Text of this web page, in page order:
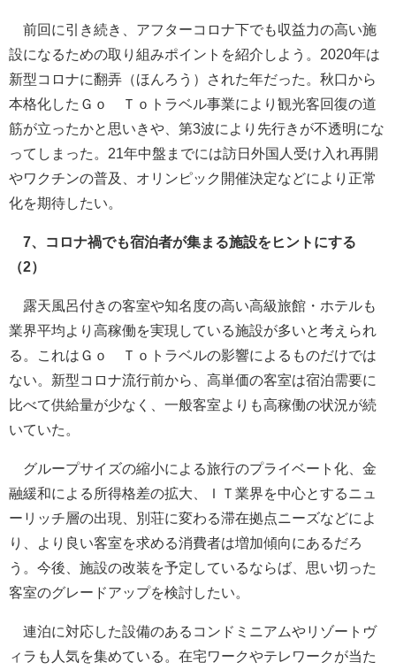
前回に引き続き、アフターコロナ下でも収益力の高い施
設になるための取り組みポイントを紹介しよう。2020年は
新型コロナに翻弄（ほんろう）された年だった。秋口から
本格化したＧｏ Ｔｏトラベル事業により観光客回復の道
筋が立ったかと思いきや、第3波により先行きが不透明にな
ってしまった。21年中盤までには訪日外国人受け入れ再開
やワクチンの普及、オリンピック開催決定などにより正常
化を期待したい。
7、コロナ禍でも宿泊者が集まる施設をヒントにする
（2）
露天風呂付きの客室や知名度の高い高級旅館・ホテルも
業界平均より高稼働を実現している施設が多いと考えられ
る。これはＧｏ Ｔｏトラベルの影響によるものだけでは
ない。新型コロナ流行前から、高単価の客室は宿泊需要に
比べて供給量が少なく、一般客室よりも高稼働の状況が続
いていた。
グループサイズの縮小による旅行のプライベート化、金
融緩和による所得格差の拡大、ＩＴ業界を中心とするニュ
ーリッチ層の出現、別荘に変わる滞在拠点ニーズなどによ
り、より良い客室を求める消費者は増加傾向にあるだろ
う。今後、施設の改装を予定しているならば、思い切った
客室のグレードアップを検討したい。
連泊に対応した設備のあるコンドミニアムやリゾートヴ
ィラも人気を集めている。在宅ワークやテレワークが当た